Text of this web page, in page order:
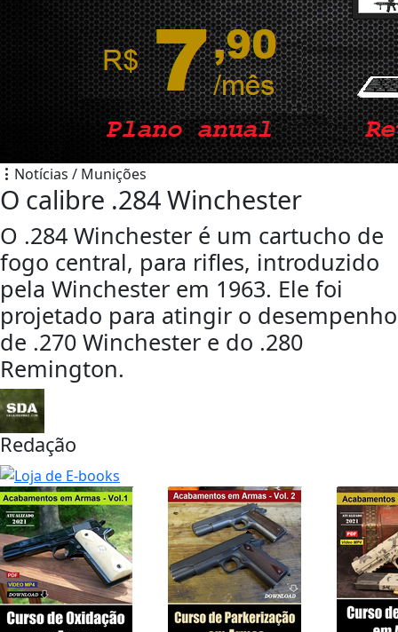
Notícias / Munições
O calibre .284 Winchester
O .284 Winchester é um cartucho de
fogo central, para rifles, introduzido
pela Winchester em 1963. Ele foi
projetado para atingir o desempenho
de .270 Winchester e do .280
Remington.
Redação